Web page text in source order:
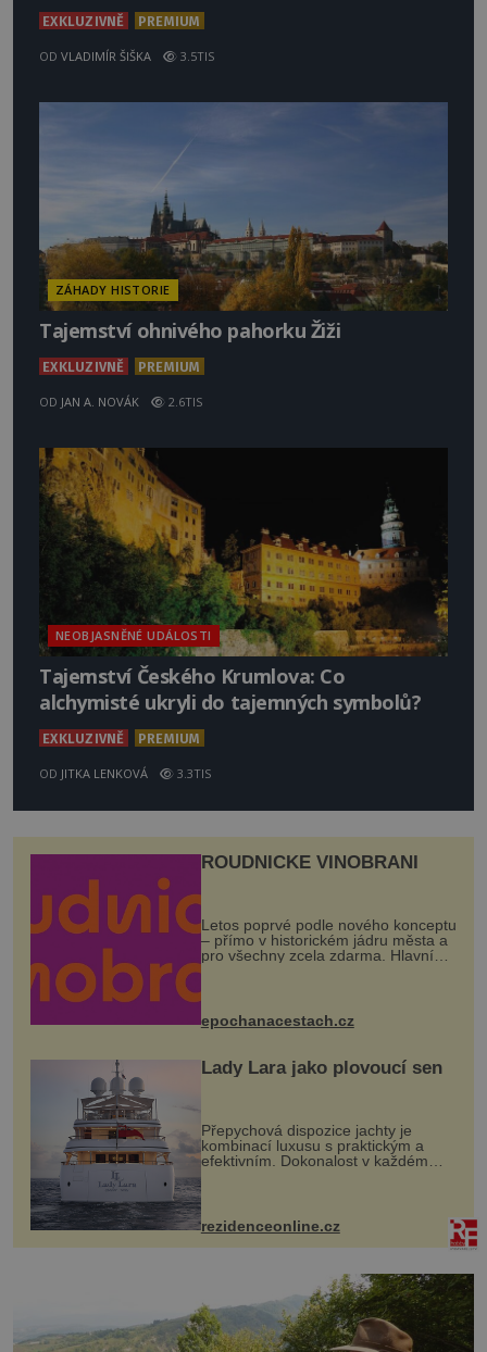
EXKLUZIVNĚ PREMIUM
OD VLADIMÍR ŠIŠKA 3.5TIS
ZÁHADY HISTORIE
Tajemství ohnivého pahorku Žiži
EXKLUZIVNĚ PREMIUM
OD JAN A. NOVÁK 2.6TIS
NEOBJASNĚNÉ UDÁLOSTI
Tajemství Českého Krumlova: Co
alchymisté ukryli do tajemných symbolů?
EXKLUZIVNĚ PREMIUM
OD JITKA LENKOVÁ 3.3TIS
ROUDNICKÉ VINOBRANÍ
Letos poprvé podle nového konceptu
– přímo v historickém jádru města a
pro všechny zcela zdarma. Hlavní
program se odehraje na Karlově a
mohou těšit na víno, burčák, pes...
epochanacestach.cz
Lady Lara jako plovoucí sen
Přepychová dispozice jachty je
kombinací luxusu s praktickým a
efektivním. Dokonalost v každém
detailu představuje značka Fendi
Casa, kterou byly vybaveny její
paluby. Monacký přístav nabízí
každoročn...
rezidenceonline.cz